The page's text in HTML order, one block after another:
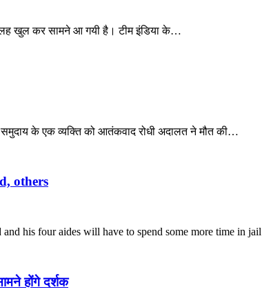
खुल कर सामने आ गयी है। टीम इंडिया के…
के एक व्यक्ति को आतंकवाद रोधी अदालत ने मौत की…
others
his four aides will have to spend some more time in
होंगे दर्शक